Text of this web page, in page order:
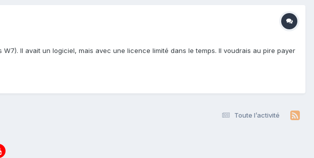
Il avait un logiciel, mais avec une licence limité dans le temps. Il voudrais au pire payer
Toute l’activité